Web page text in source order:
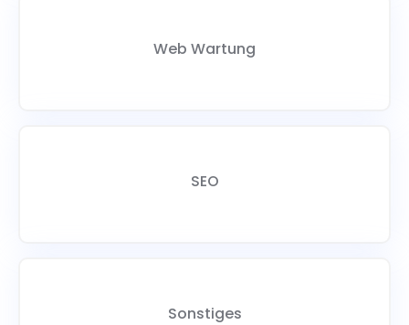
Web Wartung
SEO
Sonstiges